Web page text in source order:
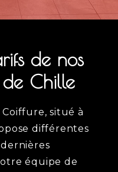
de nos
Chille
situé à
différentes
équipe de